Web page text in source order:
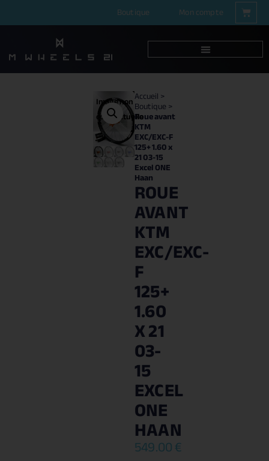
Boutique Mon compte
Image non
contractuelle
Accueil>
Boutique>
Roue avant
KTM
EXC/EXC-F
125+ 1.60 x
21 03-15
Excel ONE
Haan
ROUE
AVANT
KTM
EXC/EXC-
F
125+
1.60
X 21
03-
15
EXCEL
ONE
HAAN
549.00€